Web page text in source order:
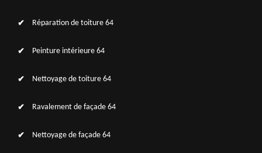
Réparation de toiture 64
Peinture intérieure 64
Nettoyage de toiture 64
Ravalement de façade 64
Nettoyage de façade 64